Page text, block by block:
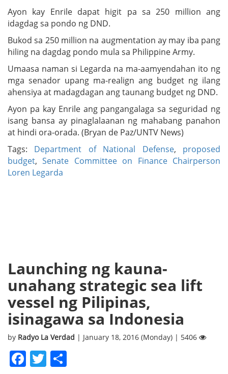
Ayon kay Enrile dapat higit pa sa 250 million ang
idagdag sa pondo ng DND.
Bukod sa 250 million na augmentation ay may iba pang
hiling na dagdag pondo mula sa Philippine Army.
Umaasa naman si Legarda na ma-aamyendahan ito ng
mga senador upang ma-realign ang budget ng ilang
ahensiya at madagdagan ang taunang budget ng DND.
Ayon pa kay Enrile ang pangangalaga sa seguridad ng
isang bansa ay pinaglalaanan ng mahabang panahon
at hindi ora-orada. (Bryan de Paz/UNTV News)
Tags: Department of National Defense, proposed
budget,Senate Committee on Finance Chairperson
Loren Legarda
Launching ng kauna-
unahang strategic sea lift
vessel ng Pilipinas,
isinagawa sa Indonesia
by Radyo La Verdad | January 18, 2016 (Monday) | 5406
Facebook
Twitter